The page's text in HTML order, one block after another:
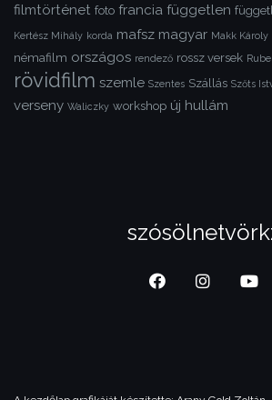
filmtörténet foto francia független
Kertész Mihály korda mafsz magyar Makk Károly
némafilm országos rendező rossz versek
rövidfilm szemle Szentes Szállás Szőts
verseny Waliczky workshop új hullám